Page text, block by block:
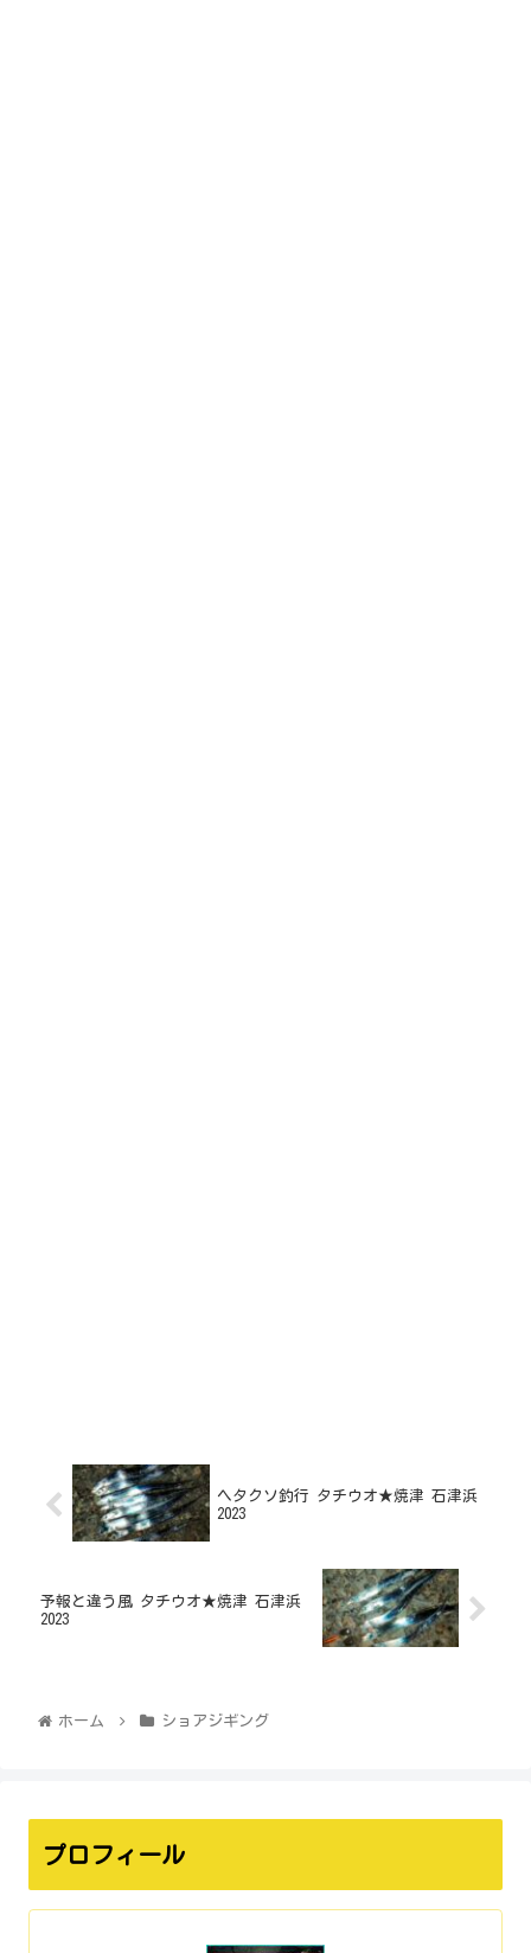
ヘタクソ釣行 タチウオ★焼津 石津浜
2023
予報と違う風 タチウオ★焼津 石津浜
2023
ホーム ショアジギング
プロフィール